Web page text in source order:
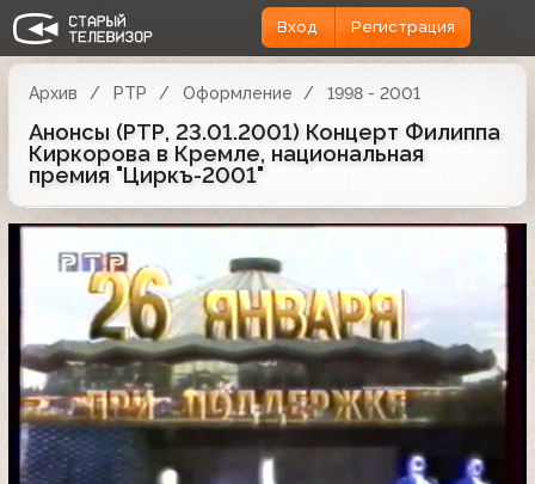
Вход Регистрация
Архив РТР Оформление 1998 - 2001
Анонсы (РТР, 23.01.2001) Концерт Филиппа
Киркорова в Кремле, национальная
премия "Циркъ-2001"